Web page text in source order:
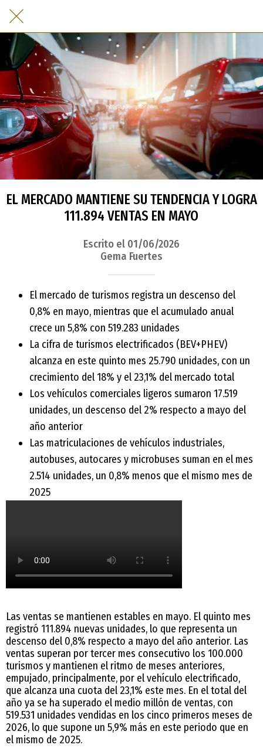
EL MERCADO MANTIENE SU TENDENCIA Y LOGRA
111.894 VENTAS EN MAYO
Escrito el 01/06/2026
Gema Fuertes
El mercado de turismos registra un descenso del
0,8% en mayo, mientras que el acumulado anual
crece un 5,8% con 519.283 unidades
La cifra de turismos electrificados (BEV+PHEV)
alcanza en este quinto mes 25.790 unidades, con un
crecimiento del 18% y el 23,1% del mercado total
Los vehículos comerciales ligeros sumaron 17.519
unidades, un descenso del 2% respecto a mayo del
año anterior
Las matriculaciones de vehículos industriales,
autobuses, autocares y microbuses suman en el mes
2.514 unidades, un 0,8% menos que el mismo mes de
2025
Las ventas se mantienen estables en mayo. El quinto mes
registró 111.894 nuevas unidades, lo que representa un
descenso del 0,8% respecto a mayo del año anterior. Las
ventas superan por tercer mes consecutivo los 100.000
turismos y mantienen el ritmo de meses anteriores,
empujado, principalmente, por el vehículo electrificado,
que alcanza una cuota del 23,1% este mes. En el total del
año ya se ha superado el medio millón de ventas, con
519.531 unidades vendidas en los cinco primeros meses de
2026, lo que supone un 5,9% más en este periodo que en
el mismo de 2025.